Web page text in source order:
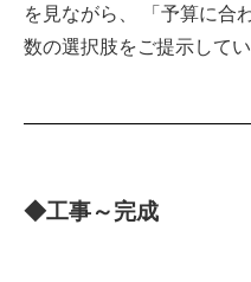
を見ながら、 「予算に合
数の選択肢をご提示してい
◆工事～完成